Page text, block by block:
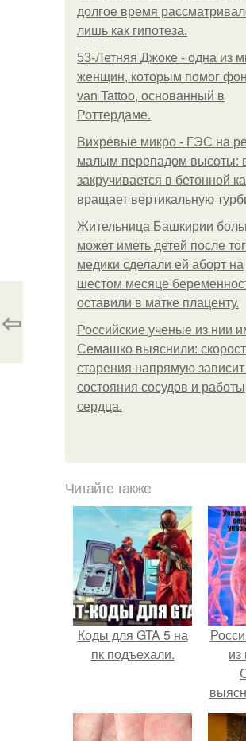
долгое время
лишь как гипотеза.
53-Летняя Джоке - одна из
женщин, которым помог
van Tattoo, основанный в
Роттердаме.
Вихревые микро - ГЭС на
малым перепадом высоты:
закручивается в бетонной
вращает вертикальную
Жительница Башкирии
может иметь детей после
медики сделали ей аборт на
шестом месяце
оставили в матке плаценту.
Российские ученые из нии
Семашко выяснили:
старения напрямую зависит
состояния сосудов и работы
сердца.
⇦
Читайте также
Коды для GTA 5 на
пк подъехали.